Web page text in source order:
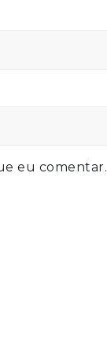
eu comentar.